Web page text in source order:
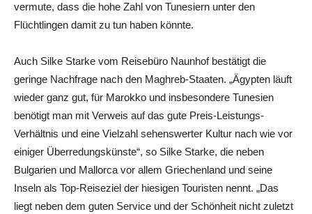
vermute, dass die hohe Zahl von Tunesiern unter den
Flüchtlingen damit zu tun haben könnte.
Auch Silke Starke vom Reisebüro Naunhof bestätigt die
geringe Nachfrage nach den Maghreb-Staaten. „Ägypten läuft
wieder ganz gut, für Marokko und insbesondere Tunesien
benötigt man mit Verweis auf das gute Preis-Leistungs-
Verhältnis und eine Vielzahl sehenswerter Kultur nach wie vor
einiger Überredungskünste“, so Silke Starke, die neben
Bulgarien und Mallorca vor allem Griechenland und seine
Inseln als Top-Reiseziel der hiesigen Touristen nennt. „Das
liegt neben dem guten Service und der Schönheit nicht zuletzt